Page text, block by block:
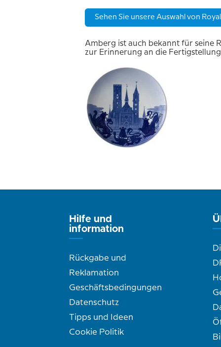
Sehen Sie unsere Auswahl von
Amberg ist auch bekannt für seine
zur Erinnerung an die
Hilfe und
information
Rückgabe und
Reklamation
Geschäftsbedingungen
Datenschutz
Tipps und Ideen
Cookie Politik